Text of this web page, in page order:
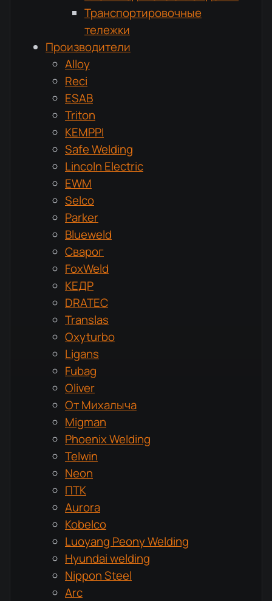
Транспортировочные
тележки
Производители
Alloy
Reci
ESAB
Triton
KEMPPI
Safe Welding
Lincoln Electric
EWM
Selco
Parker
Blueweld
Сварог
FoxWeld
КЕДР
DRATEC
Translas
Oxyturbo
Ligans
Fubag
Oliver
От Михалыча
Migman
Phoenix Welding
Telwin
Neon
ПТК
Aurora
Kobelco
Luoyang Peony Welding
Hyundai welding
Nippon Steel
Arc